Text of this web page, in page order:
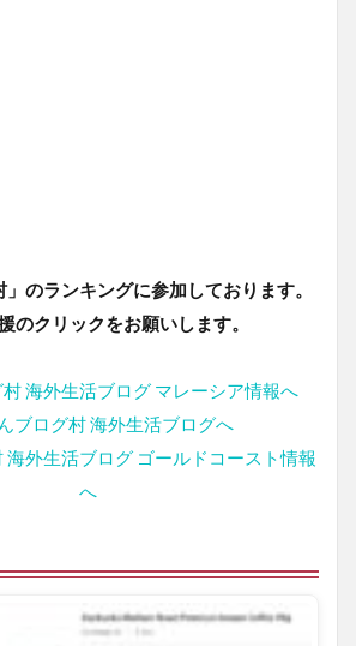
」のランキングに参加しております。
のクリックをお願いします。